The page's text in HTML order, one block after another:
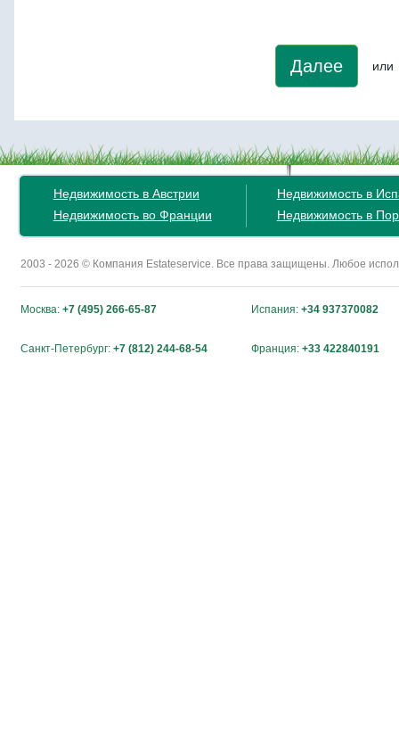
Далее или
Недвижимость в Австрии
Недвижимость во Франции
Недвижимость в
Недвижимость в
2003 - 2026 © Компания Estateservice. Все права защищены. Любое
Москва: +7 (495) 266-65-87 Испания: +34 937370082
Санкт-Петербург: +7 (812) 244-68-54 Франция: +33 422840191